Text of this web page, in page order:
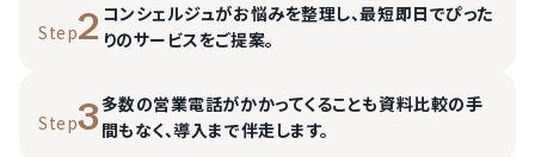
Step2 コンシェルジュがお悩みを整理し、最短即日でぴった
りのサービスをご提案。
Step3多数の営業電話がかかってくることも資料比較の手
間もなく、導入まで伴走します。